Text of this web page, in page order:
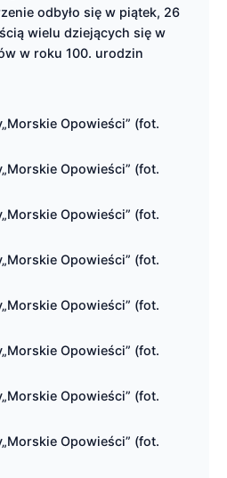
odbyło się w piątek, 26
wielu dziejących się w
w roku 100. urodzin
Opowieści” (fot.
Opowieści” (fot.
Opowieści” (fot.
Opowieści” (fot.
Opowieści” (fot.
Opowieści” (fot.
Opowieści” (fot.
Opowieści” (fot.